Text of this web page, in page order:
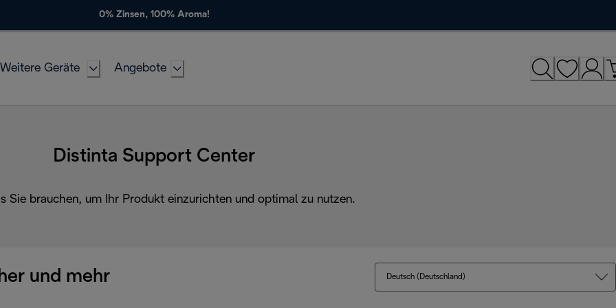
0% Zinsen, 100% Aroma!
Weitere Geräte Angebote
Distinta Support Center
Sie brauchen, um Ihr Produkt einzurichten und optimal zu nutzen.
und mehr Deutsch (Deutschland)